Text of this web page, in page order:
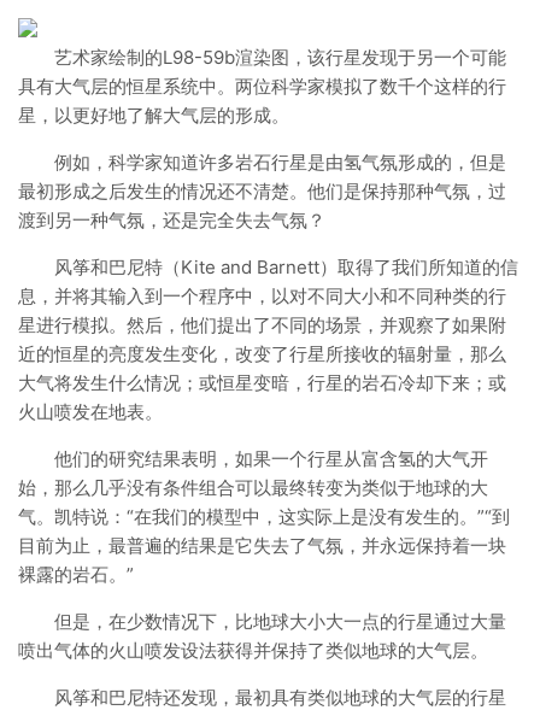
艺术家绘制的L98-59b渲染图，该行星发现于另一个可能
具有大气层的恒星系统中。两位科学家模拟了数千个这样的行
星，以更好地了解大气层的形成。
例如，科学家知道许多岩石行星是由氢气氛形成的，但是
最初形成之后发生的情况还不清楚。他们是保持那种气氛，过
渡到另一种气氛，还是完全失去气氛？
风筝和巴尼特（Kite and Barnett）取得了我们所知道的信
息，并将其输入到一个程序中，以对不同大小和不同种类的行
星进行模拟。然后，他们提出了不同的场景，并观察了如果附
近的恒星的亮度发生变化，改变了行星所接收的辐射量，那么
大气将发生什么情况；或恒星变暗，行星的岩石冷却下来；或
火山喷发在地表。
他们的研究结果表明，如果一个行星从富含氢的大气开
始，那么几乎没有条件组合可以最终转变为类似于地球的大
气。凯特说：“在我们的模型中，这实际上是没有发生的。”“到
目前为止，最普遍的结果是它失去了气氛，并永远保持着一块
裸露的岩石。”
但是，在少数情况下，比地球大小大一点的行星通过大量
喷出气体的火山喷发设法获得并保持了类似地球的大气层。
风筝和巴尼特还发现，最初具有类似地球的大气层的行星